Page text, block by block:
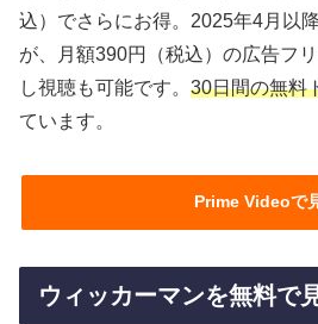
込）でさらにお得。2025年4月以
が、月額390円（税込）の広告フ
し視聴も可能です。 30日間の無料
ています。
Prime Videoで
ウィッカーマンを無料で